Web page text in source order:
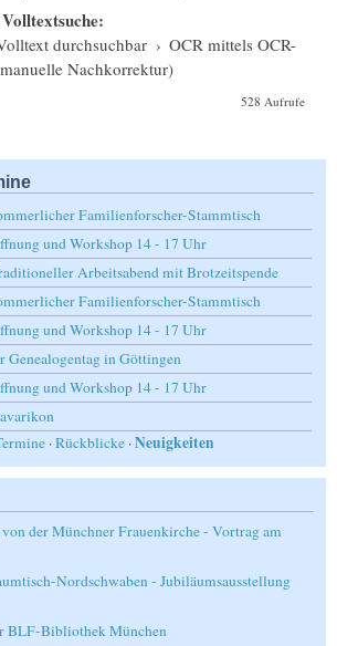
durchsuchbar › OCR mittels OCR-
Nachkorrektur)
528 Aufrufe
Familienforscher-Stammtisch
und Workshop 14 - 17 Uhr
Arbeitsabend mit Brotzeitspende
Familienforscher-Stammtisch
und Workshop 14 - 17 Uhr
Genealogentag in Göttingen
und Workshop 14 - 17 Uhr
·Rückblicke ·Neuigkeiten
der Münchner Frauenkirche - Vortrag am
Nordschwaben - Jubiläumsausstellung
BLF-Bibliothek München